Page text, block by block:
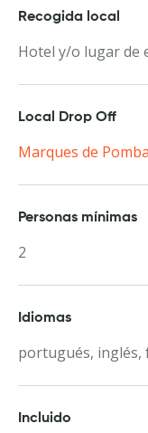
Recogida local
Hotel y/o lugar de
Local Drop Off
Marques de
Personas mínimas
2
Idiomas
portugués, inglés,
Incluido